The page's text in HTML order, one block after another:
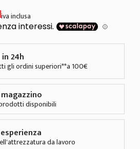
iva inclusa
24h
gli ordini superiori**a 100€
disponibili
da lavoro